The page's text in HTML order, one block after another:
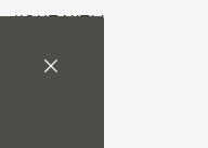
КОНТАКТЫ